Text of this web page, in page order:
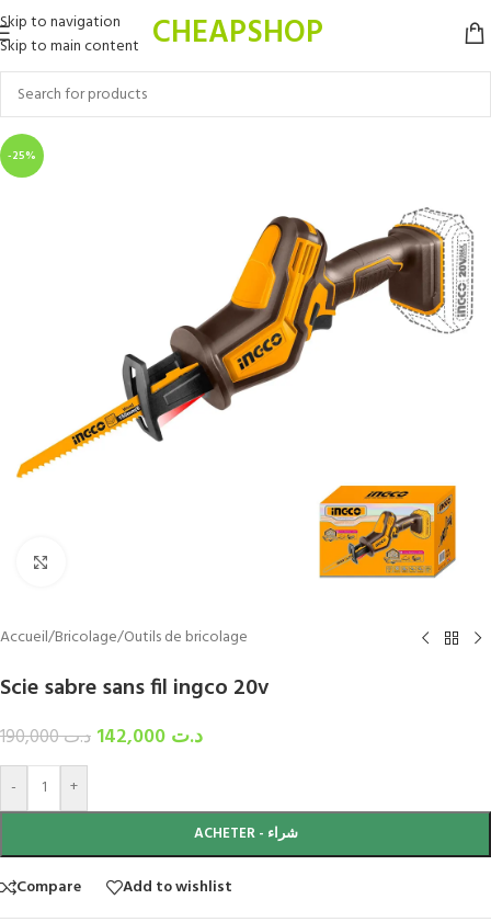
Skip to navigation
Skip to main content
CHEAPSHOP
-25%
Accueil/Bricolage/Outils de bricolage
Scie sabre sans fil ingco 20v
د.ت190,000 د.ت
- +
ACHETER - شراء
Compare Add to wishlist